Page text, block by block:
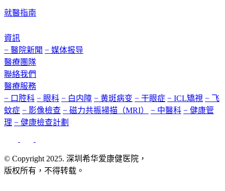
就醫指南
資訊
− 醫院新聞 − 媒体报导
醫療團隊
聯絡我們
醫療服務
− 口腔科 − 眼科 − 白内障 − 黄斑病变 − 干眼症 − ICL矯視 − 飞
蚊症 − 影像檢查 − 磁力共振掃描（MRI） − 中醫科 − 健康管
理 − 健康檢查計劃
© Copyright 2025. 深圳希华爱康健医院，
版权所有，不得转载。